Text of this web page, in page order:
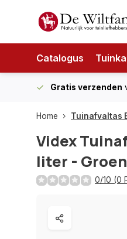
Catalogus
Gratis verzenden
Home Tuinafvaltas
Videx
liter -
0/10 (0